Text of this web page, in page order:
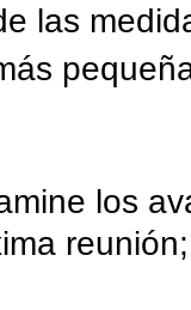
las
los